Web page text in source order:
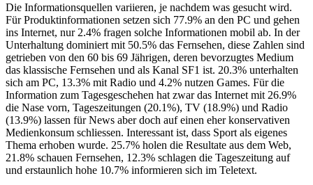
Die Informationsquellen variieren, je nachdem was gesucht wird.
Für Produktinformationen setzen sich 77.9% an den PC und gehen
ins Internet, nur 2.4% fragen solche Informationen mobil ab. In der
Unterhaltung dominiert mit 50.5% das Fernsehen, diese Zahlen sind
getrieben von den 60 bis 69 Jährigen, deren bevorzugtes Medium
das klassische Fernsehen und als Kanal SF1 ist. 20.3% unterhalten
sich am PC, 13.3% mit Radio und 4.2% nutzen Games. Für die
Information zum Tagesgeschehen hat zwar das Internet mit 26.9%
die Nase vorn, Tageszeitungen (20.1%), TV (18.9%) und Radio
(13.9%) lassen für News aber doch auf einen eher konservativen
Medienkonsum schliessen. Interessant ist, dass Sport als eigenes
Thema erhoben wurde. 25.7% holen die Resultate aus dem Web,
21.8% schauen Fernsehen, 12.3% schlagen die Tageszeitung auf
und erstaunlich hohe 10.7% informieren sich im Teletext.